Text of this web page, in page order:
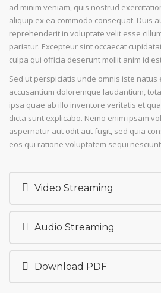
ad minim veniam, quis nostrud
aliquip ex ea commodo consequat. Duis
reprehenderit in voluptate velit esse
pariatur. Excepteur sint occaecat
culpa qui officia deserunt mollit anim id
Sed ut perspiciatis unde omnis iste
accusantium doloremque laudantium,
ipsa quae ab illo inventore veritatis et
dicta sunt explicabo. Nemo enim ipsam
aspernatur aut odit aut fugit, sed quia
eos qui ratione voluptatem sequi
Video Streaming
Audio Streaming
Download PDF